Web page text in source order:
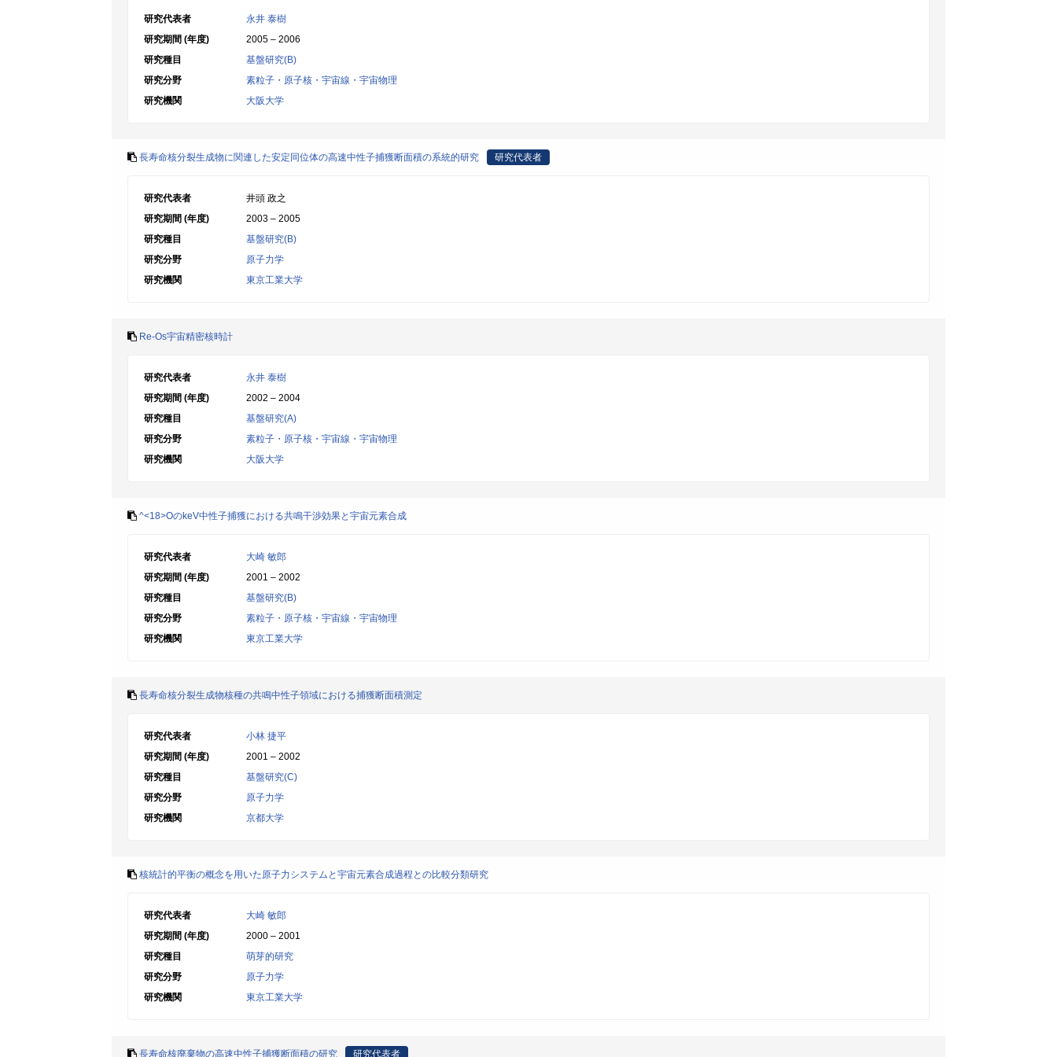
研究代表者
永井 泰樹
研究期間 (年度)
2005 – 2006
研究種目
基盤研究(B)
研究分野
素粒子・原子核・宇宙線・宇宙物理
研究機関
大阪大学
長寿命核分裂生成物に関連した安定同位体の高速中性子捕獲断面積の系統的研究 研究代表者
研究代表者
井頭 政之
研究期間 (年度)
2003 – 2005
研究種目
基盤研究(B)
研究分野
原子力学
研究機関
東京工業大学
Re-Os宇宙精密核時計
研究代表者
永井 泰樹
研究期間 (年度)
2002 – 2004
研究種目
基盤研究(A)
研究分野
素粒子・原子核・宇宙線・宇宙物理
研究機関
大阪大学
^<18>OのkeV中性子捕獲における共鳴干渉効果と宇宙元素合成
研究代表者
大崎 敏郎
研究期間 (年度)
2001 – 2002
研究種目
基盤研究(B)
研究分野
素粒子・原子核・宇宙線・宇宙物理
研究機関
東京工業大学
長寿命核分裂生成物核種の共鳴中性子領域における捕獲断面積測定
研究代表者
小林 捷平
研究期間 (年度)
2001 – 2002
研究種目
基盤研究(C)
研究分野
原子力学
研究機関
京都大学
核統計的平衡の概念を用いた原子力システムと宇宙元素合成過程との比較分類研究
研究代表者
大崎 敏郎
研究期間 (年度)
2000 – 2001
研究種目
萌芽的研究
研究分野
原子力学
研究機関
東京工業大学
長寿命核廃棄物の高速中性子捕獲断面積の研究 研究代表者